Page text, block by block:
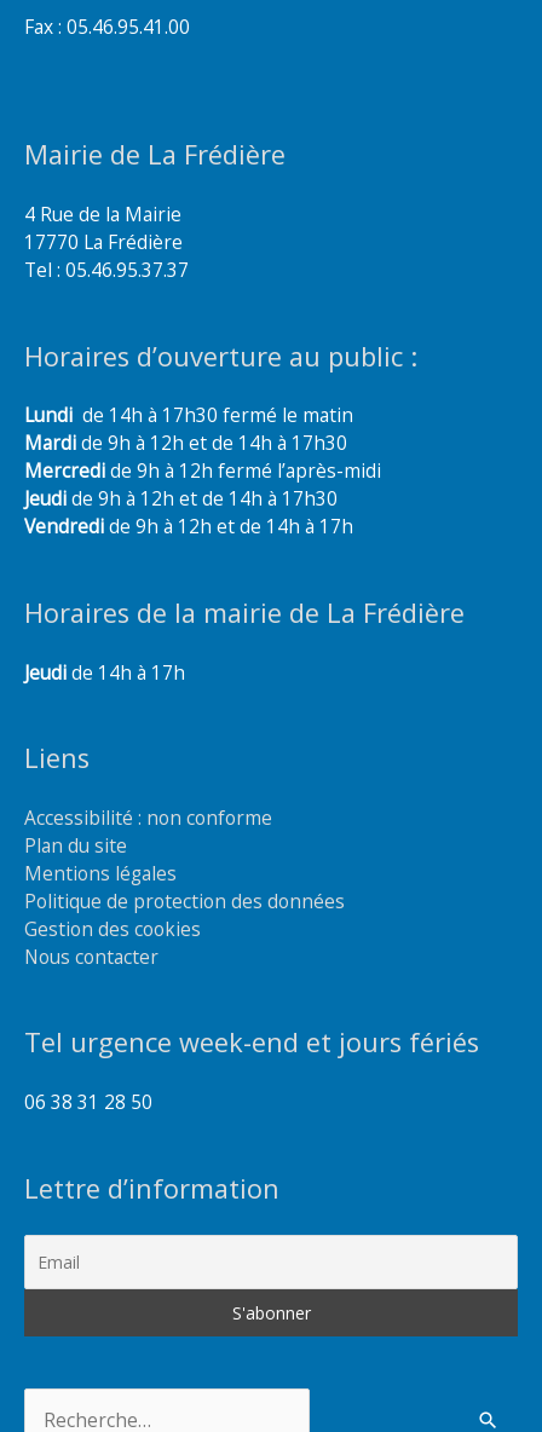
Fax : 05.46.95.41.00
Mairie de La Frédière
4 Rue de la Mairie
17770 La Frédière
Tel : 05.46.95.37.37
Horaires d’ouverture au public :
Lundi de 14h à 17h30 fermé le matin
Mardide 9h à 12h et de 14h à 17h30
Mercredide 9h à 12h fermé l’après-midi
Jeudide 9h à 12h et de 14h à 17h30
Vendredide 9h à 12h et de 14h à 17h
Horaires de la mairie de La Frédière
Jeudide 14h à 17h
Liens
Accessibilité : non conforme
Plan du site
Mentions légales
Politique de protection des données
Gestion des cookies
Nous contacter
Tel urgence week-end et jours fériés
06 38 31 28 50
Lettre d’information